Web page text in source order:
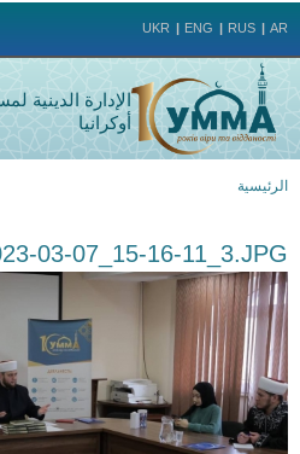
UKR ENG RUS AR
الإدارة الدينية
أوكرانيا
هنا
الرئيسية
03-07_15-16-11_3.JPG